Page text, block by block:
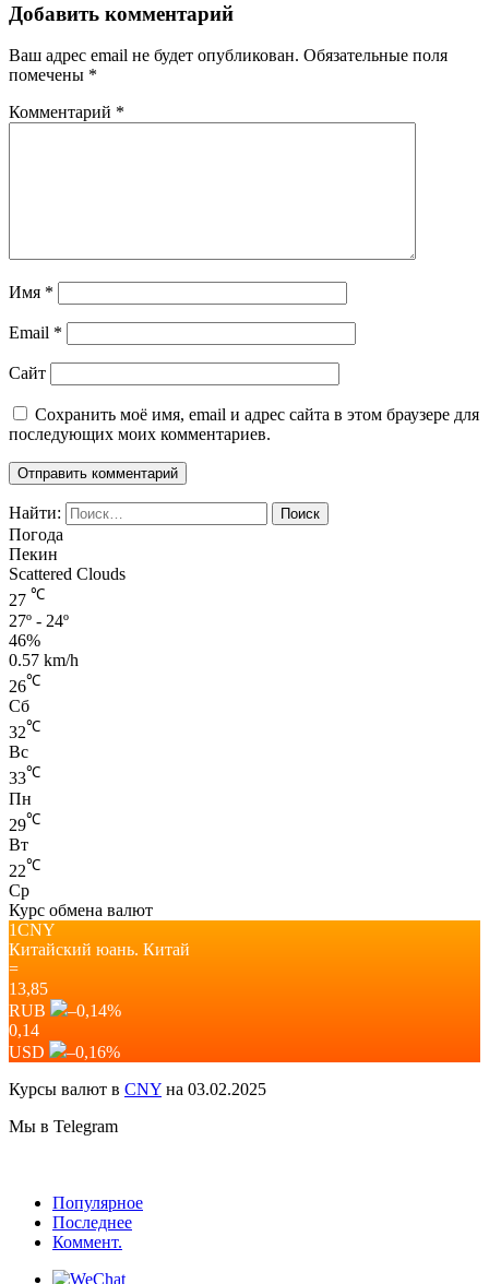
Добавить комментарий
Ваш адрес email не будет опубликован. Обязательные поля
помечены *
Комментарий *
Имя *
Email *
Сайт
Сохранить моё имя, email и адрес сайта в этом браузере для
последующих моих комментариев.
Найти:
Погода
Пекин
Scattered Clouds
27 ℃
27º - 24º
46%
0.57 km/h
26℃
Сб
32℃
Вс
33℃
Пн
29℃
Вт
22℃
Ср
Курс обмена валют
1CNY
Китайский юань. Китай
=
13,85
RUB
–0,14%
0,14
USD
–0,16%
Курсы валют в CNY на 03.02.2025
Мы в Telegram
Популярное
Последнее
Коммент.